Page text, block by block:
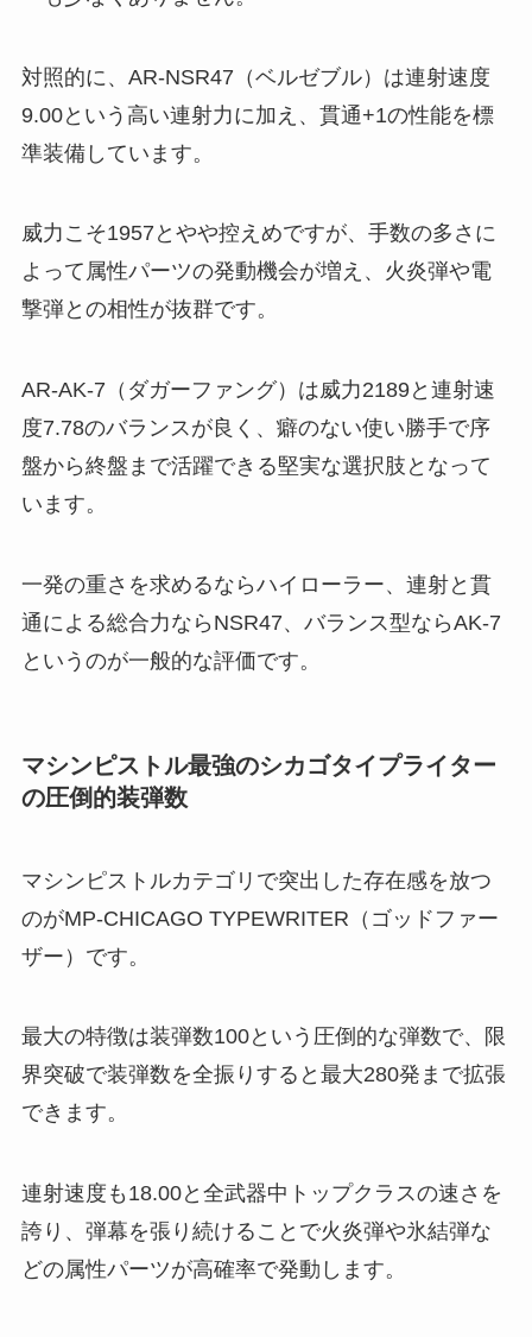
対照的に、AR-NSR47（ベルゼブル）は連射速度
9.00という高い連射力に加え、貫通+1の性能を標
準装備しています。
威力こそ1957とやや控えめですが、手数の多さに
よって属性パーツの発動機会が増え、火炎弾や電
撃弾との相性が抜群です。
AR-AK-7（ダガーファング）は威力2189と連射速
度7.78のバランスが良く、癖のない使い勝手で序
盤から終盤まで活躍できる堅実な選択肢となって
います。
一発の重さを求めるならハイローラー、連射と貫
通による総合力ならNSR47、バランス型ならAK-7
というのが一般的な評価です。
マシンピストル最強のシカゴタイプライター
の圧倒的装弾数
マシンピストルカテゴリで突出した存在感を放つ
のがMP-CHICAGO TYPEWRITER（ゴッドファー
ザー）です。
最大の特徴は装弾数100という圧倒的な弾数で、限
界突破で装弾数を全振りすると最大280発まで拡張
できます。
連射速度も18.00と全武器中トップクラスの速さを
誇り、弾幕を張り続けることで火炎弾や氷結弾な
どの属性パーツが高確率で発動します。